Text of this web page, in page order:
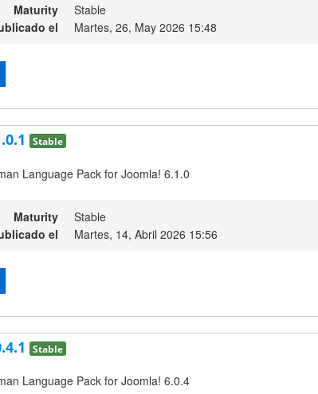
Maturity
Stable
el
Martes, 26, May 2026 15:48
Stable
Language Pack for Joomla! 6.1.0
Maturity
Stable
el
Martes, 14, Abril 2026 15:56
Stable
Language Pack for Joomla! 6.0.4